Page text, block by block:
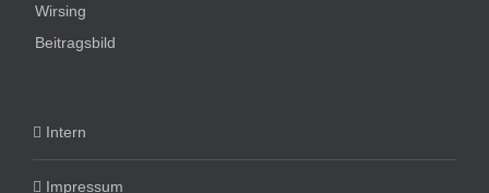
Intern
Impressum